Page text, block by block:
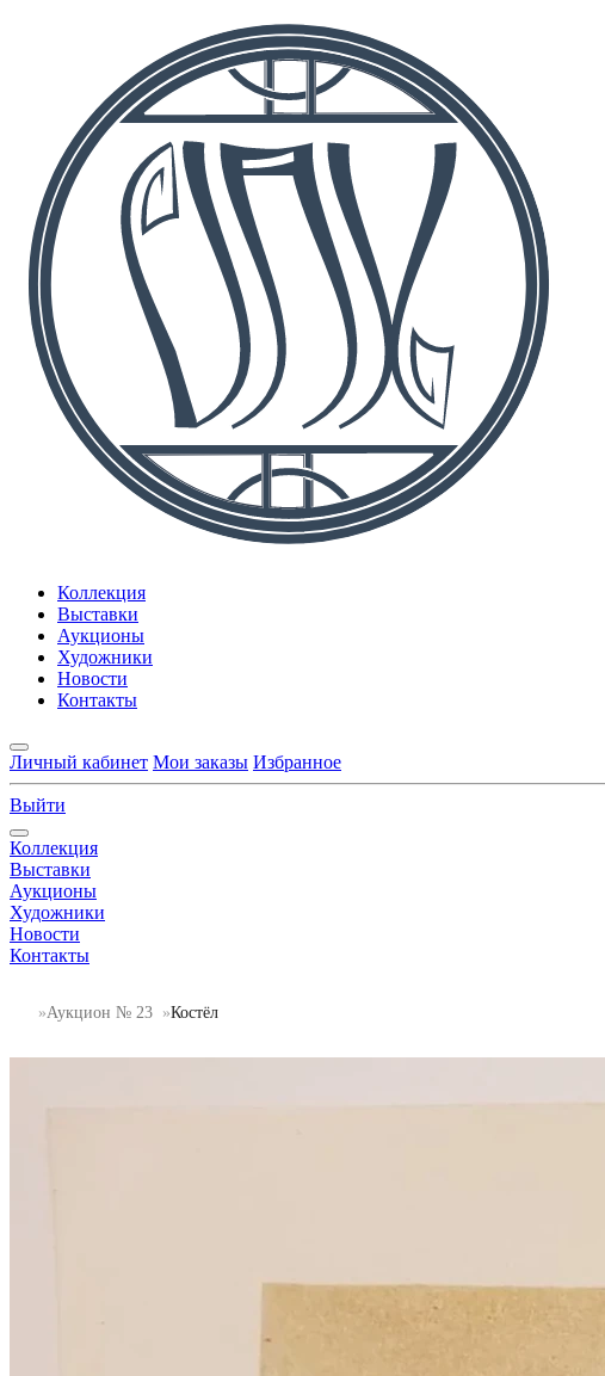
Коллекция
Выставки
Аукционы
Художники
Новости
Контакты
Личный кабинет Мои заказы Избранное
Выйти
Коллекция
Выставки
Аукционы
Художники
Новости
Контакты
Аукцион № 23 Костёл